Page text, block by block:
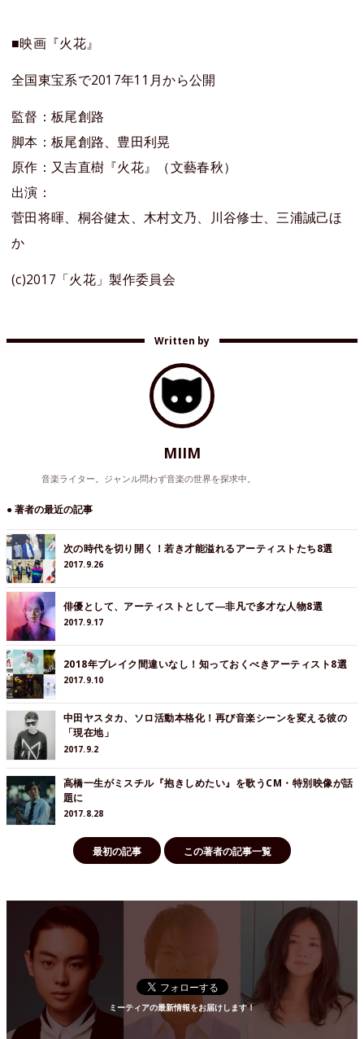
■映画『火花』
全国東宝系で2017年11月から公開
監督：板尾創路
脚本：板尾創路、豊田利晃
原作：又吉直樹『火花』（文藝春秋）
出演：
菅田将暉、桐谷健太、木村文乃、川谷修士、三浦誠己ほ
か
(c)2017「火花」製作委員会
Written by
MIIM
音楽ライター。ジャンル問わず音楽の世界を探求中。
● 著者の最近の記事
次の時代を切り開く！若き才能溢れるアーティストたち8選
2017.9.26
俳優として、アーティストとして―非凡で多才な人物8選
2017.9.17
2018年ブレイク間違いなし！知っておくべきアーティスト8選
2017.9.10
中田ヤスタカ、ソロ活動本格化！再び音楽シーンを変える彼の
「現在地」
2017.9.2
高橋一生がミスチル『抱きしめたい』を歌うCM・特別映像が話
題に
2017.8.28
最初の記事 この著者の記事一覧
ミーティアの最新情報をお届けします！